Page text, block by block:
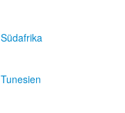
Südafrika
Tunesien